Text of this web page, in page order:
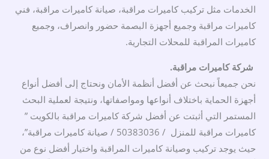
الخدمات مثل تركيب كاميرات مراقبة، صيانة كاميرات مراقبة، فني
كاميرات مراقبة وجميع أجهزة البصمة حضور وانصراف، وجميع
كاميرات المراقبة للمحلات التجارية.
شركة كاميرات مراقبة.
نحن جميعاً نبحث عن أفضل أنظمة الأمان ونحتاج إلى أفضل أنواع
أجهزة الحماية باختلاف أنواعها ومواصفاتها، ونتيجة لعملية البحث
المستمر التي أثبتت عن أفضل شركة كاميرات مراقبة بالكويت ”
كاميرات مراقبة للمنزل / 50383036 / صيانة كاميرات مراقبة”،
حيث يوجد تركيب وصيانة كاميرات المراقبة واختيار أفضل نوع من